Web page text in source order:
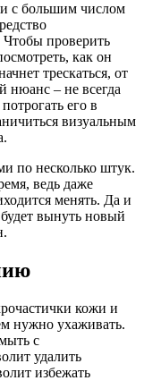
с большим числом
Чтобы проверить
как он
трескаться, от
нюанс – не всегда
его в
визуальным
по несколько штук.
ведь даже
менять. Да и
вынуть новый
кожи и
нужно ухаживать.
с
удалить
избежать